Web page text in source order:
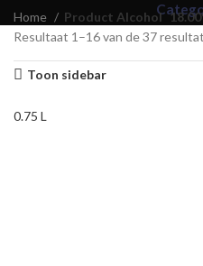
Home Product Alcohol
Resultaat 1–16 van de 37
Toon sidebar
0.75 L